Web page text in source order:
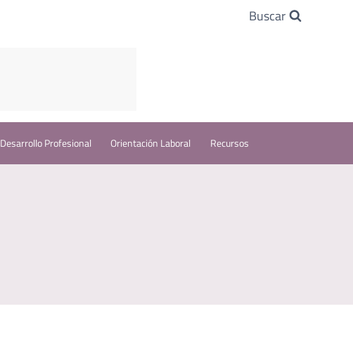
Buscar
Desarrollo Profesional Orientación Laboral Recursos